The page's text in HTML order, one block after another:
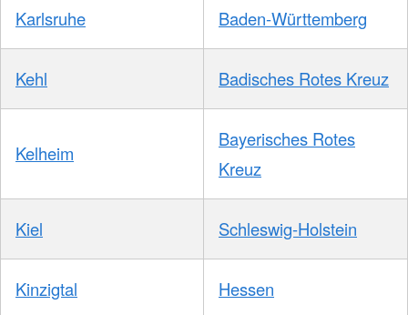
Karlsruhe Baden-Württemberg
Kehl Badisches Rotes Kreuz
Kelheim
Bayerisches Rotes
Kreuz
Kiel Schleswig-Holstein
Kinzigtal Hessen